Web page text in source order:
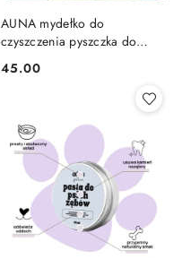
AUNA mydełko do
czyszczenia pyszczka do
codziennej pielęgnacji jasnej
sierści + szczoteczka
Cena:
45.00